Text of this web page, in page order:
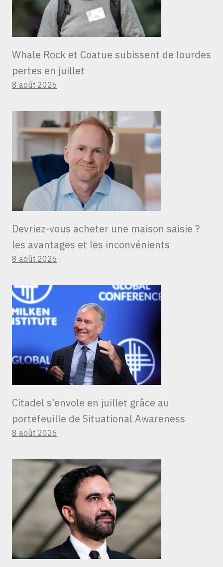
Whale Rock et Coatue subissent de lourdes
pertes en juillet
8 août 2026
Devriez-vous acheter une maison saisie ?
les avantages et les inconvénients
8 août 2026
Citadel s’envole en juillet grâce au
portefeuille de Situational Awareness
8 août 2026